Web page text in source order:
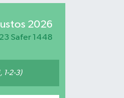
2026
23 Safer 1448
1-2-3)